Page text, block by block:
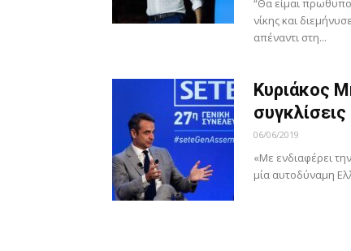
“Θα είμαι
νίκης και
απέναντι στη...
Κυριάκος
06/06/2019
«Με ενδιαφέρει
μία αυτοδύναμη